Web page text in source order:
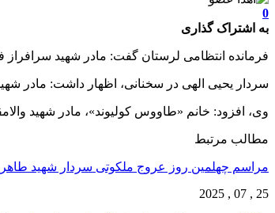
0
به اشتراک گذاری
فرمانده انتظامی لرستان گفت: مادر شهید سرافراز
سردار یحیی الهی در سخنانی، اظهار داشت: مادر
وی، افزود: خانم «طاووس کولیوند»، مادر شهید
مطالب مرتبط
مراسم چهلمین روز عروج ملکوتی سردار شهید
25 , 07 , 2025